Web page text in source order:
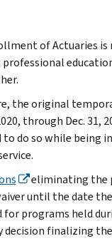
of Actuaries
the original
through Dec.
do so while
eliminating the
until the date
for programs held
finalizing